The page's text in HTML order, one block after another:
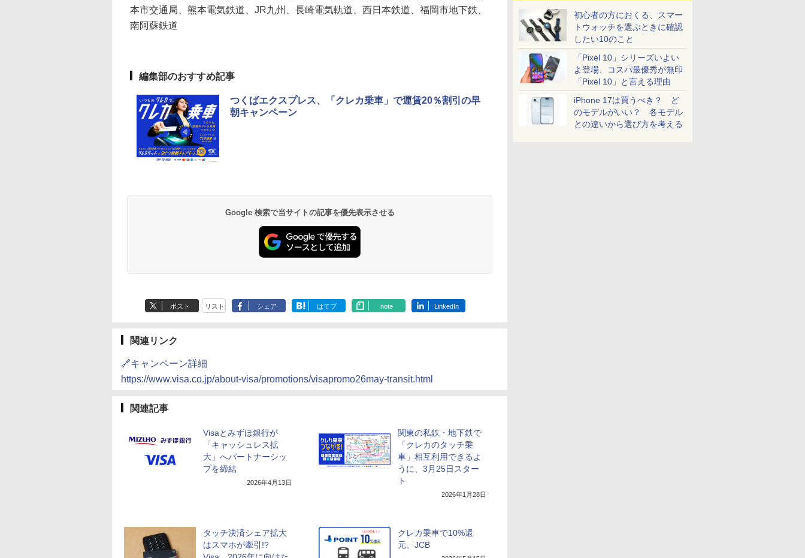
初心者の方におくる、スマー
トウォッチを選ぶときに確認
したい10のこと
「Pixel 10」シリーズいよい
よ登場、コスパ最優秀が無印
「Pixel 10」と言える理由
iPhone 17は買うべき？ ど
のモデルがいい？ 各モデル
との違いから選び方を考える
本市交通局、熊本電気鉄道、JR九州、長崎電気軌道、西日本鉄道、福岡市地下鉄、
南阿蘇鉄道
編集部のおすすめ記事
つくばエクスプレス、「クレカ乗車」で運賃20％割引の早
朝キャンペーン
Google 検索で当サイトの記事を優先表示させる
ポスト リスト シェア はてブ note LinkedIn
関連リンク
🔗キャンペーン詳細
https://www.visa.co.jp/about-visa/promotions/visapromo26may-transit.html
関連記事
Visaとみずほ銀行が
「キャッシュレス拡
大」へパートナーシッ
プを締結
2026年4月13日
関東の私鉄・地下鉄で
「クレカのタッチ乗
車」相互利用できるよ
うに、3月25日スター
ト
2026年1月28日
タッチ決済シェア拡大
はスマホが牽引!?
クレカ乗車で10%還
元、JCB